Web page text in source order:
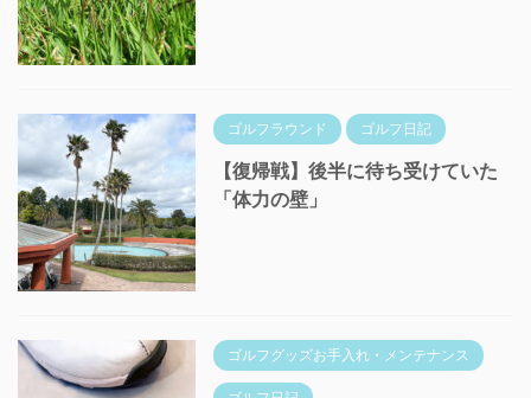
ゴルフラウンド ゴルフ日記
【復帰戦】後半に待ち受けていた
「体力の壁」
ゴルフグッズお手入れ・メンテナンス